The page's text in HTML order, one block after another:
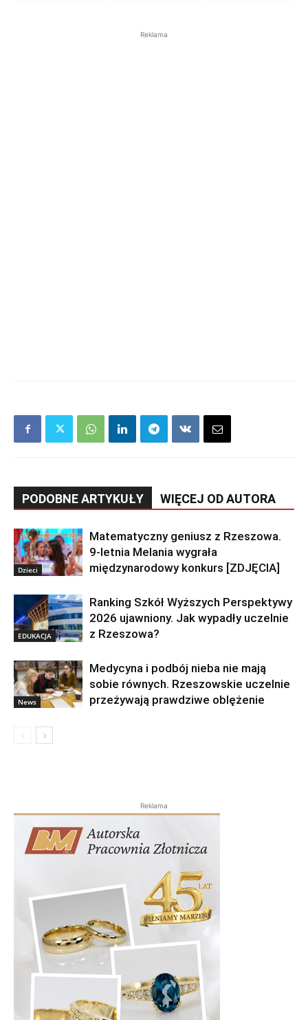
Reklama
PODOBNE ARTYKUŁY WIĘCEJ OD AUTORA
Dzieci
Matematyczny geniusz z Rzeszowa.
9-letnia Melania wygrała
międzynarodowy konkurs [ZDJĘCIA]
EDUKACJA
Ranking Szkół Wyższych Perspektywy
2026 ujawniony. Jak wypadły uczelnie
z Rzeszowa?
News
Medycyna i podbój nieba nie mają
sobie równych. Rzeszowskie uczelnie
przeżywają prawdziwe oblężenie
Reklama